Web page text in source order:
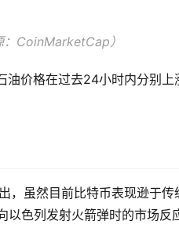
CoinMarketCap）
价格在过去24小时内分别上
虽然目前比特币表现逊于
色列发射火箭弹时的市场反